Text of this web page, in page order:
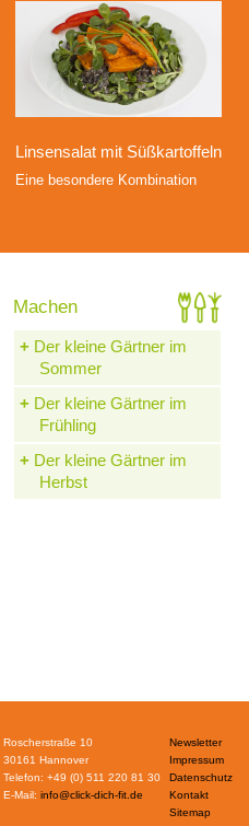
Linsensalat mit Süßkartoffeln
Eine besondere Kombination
Der kleine Gärtner im
Sommer
Der kleine Gärtner im
Frühling
Der kleine Gärtner im
Herbst
Roscherstraße 10
30161 Hannover
Telefon: +49 (0) 511 220 81 30
E-Mail: info@click-dich-fit.de
Newsletter
Impressum
Datenschutz
Kontakt
Sitemap